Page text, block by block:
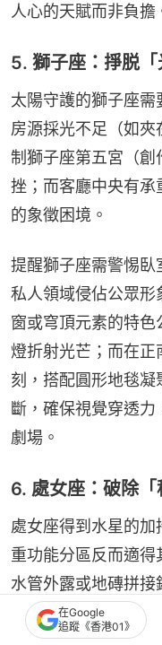
人心的天賦而非負擔
5. 獅子座：掙脱「
太陽守護的獅子座
房源採光不足（如
制獅子座第五宮（創
挫；而客廳中央有承
的象徵困境。
提醒獅子座需警惕臥
私人領域侵佔公眾形
窗或穹頂元素的特
燈折射光芒；而在
刻，搭配圓形地毯
斷，確保視覺穿透
劇場。
6. 處女座：破除「
處女座得到水星的
重功能分區反而適
水管外露或地磚拼
續刺激第六宮（奴
在Google
追蹤《香港01》